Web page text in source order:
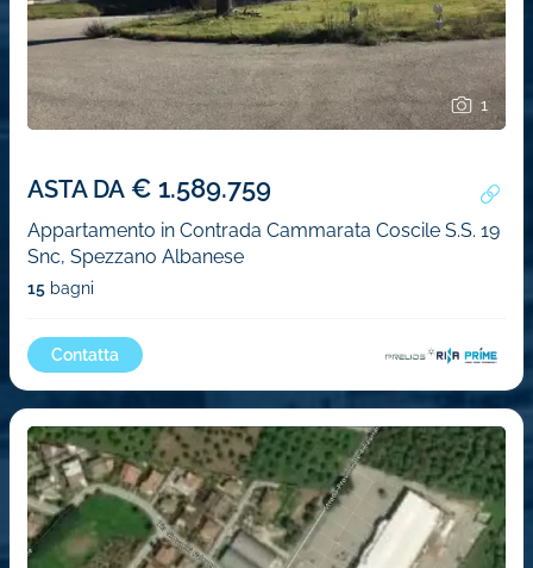
1
ASTA DA € 1.589.759
Appartamento in Contrada Cammarata Coscile S.S. 19
Snc, Spezzano Albanese
15 bagni
Contatta